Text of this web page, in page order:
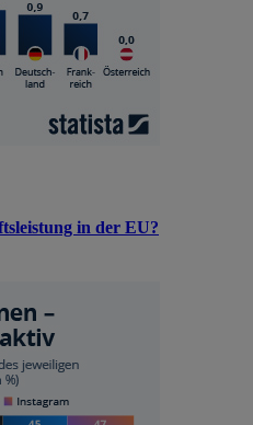
in der EU?